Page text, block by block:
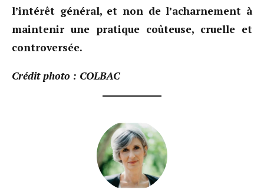
l’intérêt général, et non de l’acharnement à
maintenir une pratique coûteuse, cruelle et
controversée.
Crédit photo : COLBAC